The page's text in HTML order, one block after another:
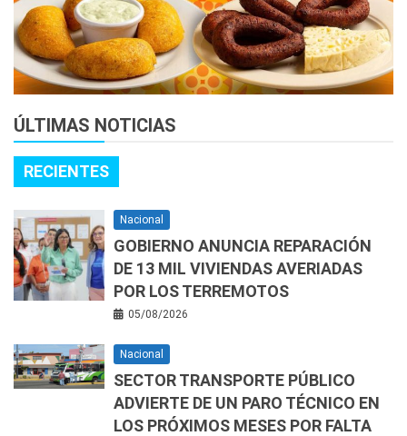
ÚLTIMAS NOTICIAS
RECIENTES
Nacional
GOBIERNO ANUNCIA REPARACIÓN
DE 13 MIL VIVIENDAS AVERIADAS
POR LOS TERREMOTOS
05/08/2026
Nacional
SECTOR TRANSPORTE PÚBLICO
ADVIERTE DE UN PARO TÉCNICO EN
LOS PRÓXIMOS MESES POR FALTA